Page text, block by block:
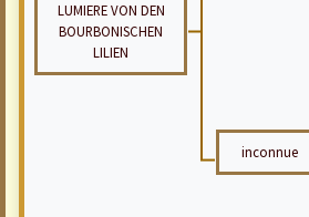
LUMIERE VON DEN
BOURBONISCHEN
LILIEN
inconnue